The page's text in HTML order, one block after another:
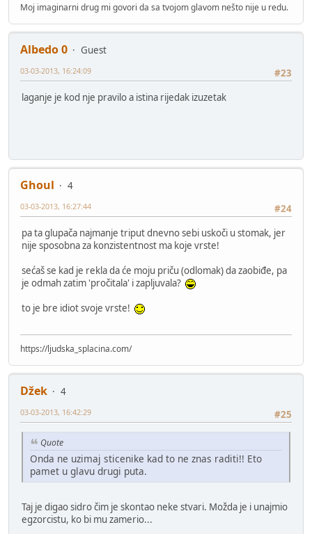
Moj imaginarni drug mi govori da sa tvojom glavom nešto nije u redu.
Albedo 0
Guest
#23
03-03-2013, 16:24:09
laganje je kod nje pravilo a istina rijedak izuzetak
Ghoul
4
#24
03-03-2013, 16:27:44
pa ta glupača najmanje triput dnevno sebi uskoči u stomak, jer
nije sposobna za konzistentnost ma koje vrste!
sećaš se kad je rekla da će moju priču (odlomak) da zaobiđe, pa
je odmah zatim 'pročitala' i zapljuvala?
to je bre idiot svoje vrste!
https://ljudska_splacina.com/
Džek
4
#25
03-03-2013, 16:42:29
Quote
Onda ne uzimaj sticenike kad to ne znas raditi!! Eto
pamet u glavu drugi puta.
Taj je digao sidro čim je skontao neke stvari. Možda je i unajmio
egzorcistu, ko bi mu zamerio...